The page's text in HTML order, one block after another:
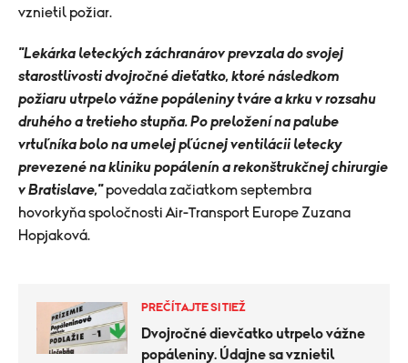
vznietil požiar.
"Lekárka leteckých záchranárov prevzala do svojej
starostlivosti dvojročné dieťatko, ktoré následkom
požiaru utrpelo vážne popáleniny tváre a krku v rozsahu
druhého a tretieho stupňa. Po preložení na palube
vrtuľníka bolo na umelej pľúcnej ventilácii letecky
prevezené na kliniku popálenín a rekonštrukčnej chirurgie
v Bratislave,"povedala začiatkom septembra
hovorkyňaspoločnosti Air-Transport Europe Zuzana
Hopjaková.
PREČÍTAJTE SI TIEŽ
Dvojročné dievčatko utrpelo vážne
popáleniny. Údajne sa vznietil